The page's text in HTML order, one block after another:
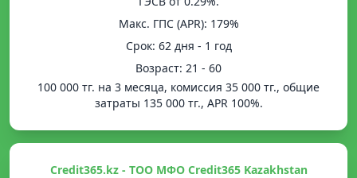
Mакс. ГПС (APR): 179%
Срок: 62 дня - 1 год
Возраст: 21 - 60
100 000 тг. на 3 месяца, комиссия 35 000 тг., общие
затраты 135 000 тг., APR 100%.
Credit365.kz - ТОО МФО Credit365 Kazakhstan